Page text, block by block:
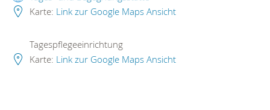
Karte: Link zur Google Maps Ansicht
Tagespflegeeinrichtung
Karte: Link zur Google Maps Ansicht